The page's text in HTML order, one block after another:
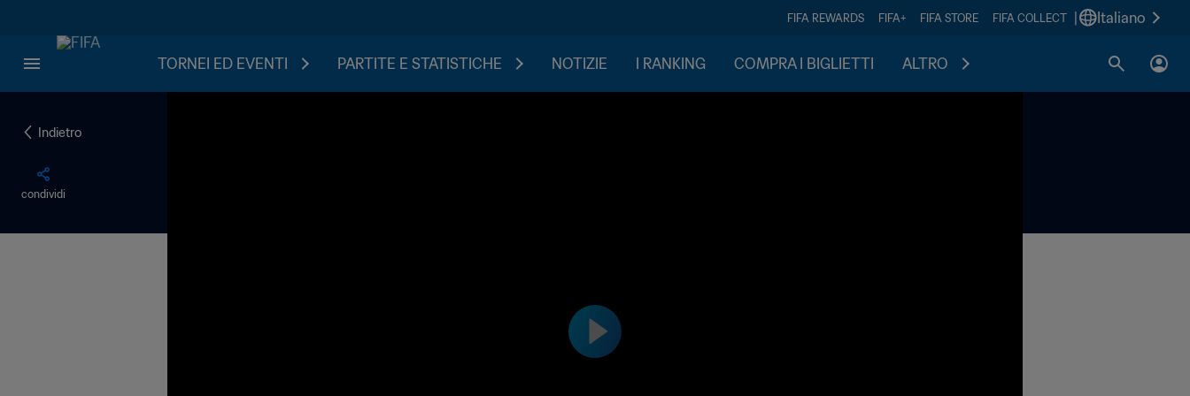
FIFA REWARDS FIFA+ FIFA STORE FIFA COLLECT Italiano
TORNEI ED EVENTI PARTITE E STATISTICHE NOTIZIE I RANKING COMPRA I BIGLIETTI ALTRO
Indietro
condividi